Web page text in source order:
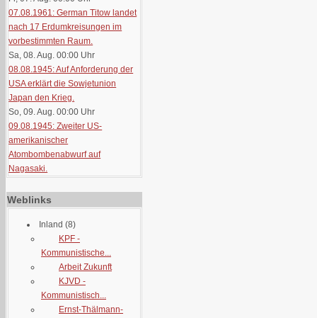
07.08.1961: German Titow landet
nach 17 Erdumkreisungen im
vorbestimmten Raum.
Sa, 08. Aug. 00:00 Uhr
08.08.1945: Auf Anforderung der
USA erklärt die Sowjetunion
Japan den Krieg.
So, 09. Aug. 00:00 Uhr
09.08.1945: Zweiter US-
amerikanischer
Atombombenabwurf auf
Nagasaki.
Weblinks
Inland (8)
KPF -
Kommunistische...
Arbeit Zukunft
KJVD -
Kommunistisch...
Ernst-Thälmann-